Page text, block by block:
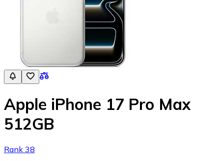
Apple iPhone 17 Pro Max
512GB
Rank 38